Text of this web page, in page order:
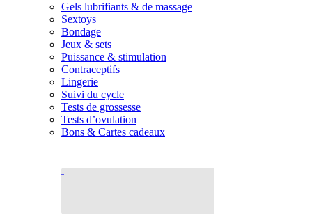
Gels lubrifiants & de massage
Sextoys
Bondage
Jeux & sets
Puissance & stimulation
Contraceptifs
Lingerie
Suivi du cycle
Tests de grossesse
Tests d’ovulation
Bons & Cartes cadeaux